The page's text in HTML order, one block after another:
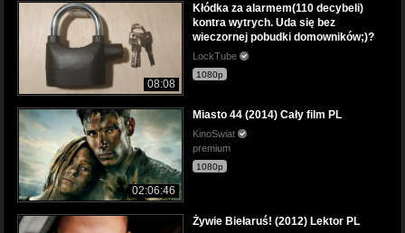
08:08
Kłódka za alarmem(110 decybeli)
kontra wytrych. Uda się bez
wieczornej pobudki domowników;)?
LockTube
1080p
02:06:46
Miasto 44 (2014) Cały film PL
KinoSwiat
premium
1080p
Żywie Biełaruś! (2012) Lektor PL